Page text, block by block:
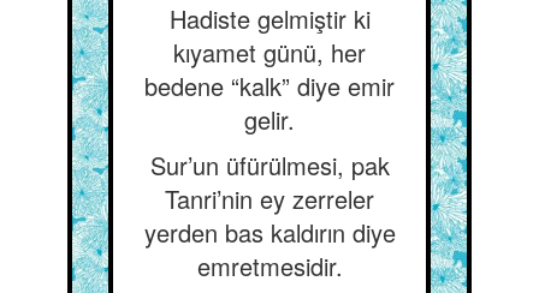
Hadiste gelmiştir ki
kıyamet günü, her
bedene “kalk” diye emir
gelir.
Sur’un üfürülmesi, pak
Tanri’nin ey zerreler
yerden bas kaldırın diye
emretmesidir.